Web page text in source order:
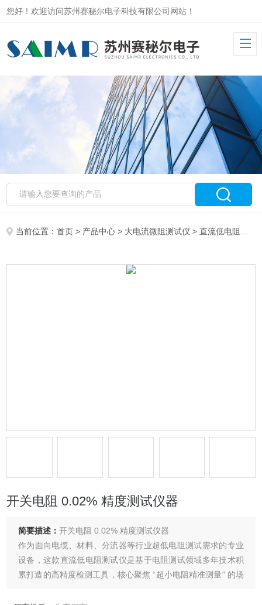
您好！欢迎访问苏州赛秘尔电子科技有限公司网站！
当前位置：首页 > 产品中心 > 大电流微阻测试仪 >直流低电阻测试仪
开关电阻 0.02% 精度测试仪器
简要描述：开关电阻 0.02% 精度测试仪器
作为面向电缆、材料、分流器等行业超低电阻测试需求的专业
设备，这款直流低电阻测试仪是基于电阻测试领域多年技术积
累打造的高精度检测工具，核心聚焦 “超小电阻精准测量" 的场